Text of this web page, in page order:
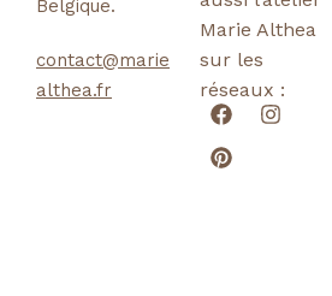
Belgique.
contact@marie
althea.fr
Marie Althea
sur les
réseaux :